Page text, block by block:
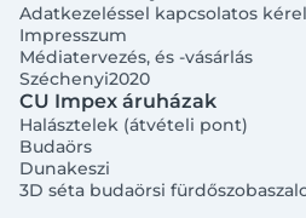
Adatkezeléssel kapcsolatos
Impresszum
Médiatervezés, és -vásárlás
Széchenyi2020
CU Impex áruházak
Halásztelek (átvételi pont)
Budaörs
Dunakeszi
3D séta budaörsi